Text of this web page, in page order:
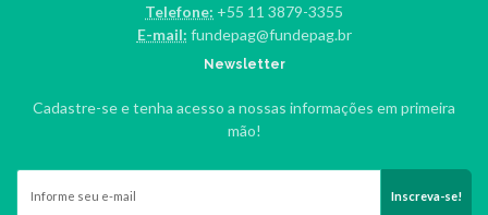
Telefone: +55 11 3879-3355
E-mail: fundepag@fundepag.br
Newsletter
Cadastre-se e tenha acesso a nossas informações em primeira
mão!
Inscreva-se!